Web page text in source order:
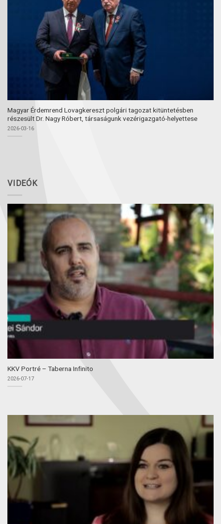
Magyar Érdemrend Lovagkereszt polgári tagozat kitüntetésben
részesült Dr. Nagy Róbert, társaságunk vezérigazgató-helyettese
2026-03-16
VIDEÓK
KKV Portré – Taberna Infinito
2026-07-17